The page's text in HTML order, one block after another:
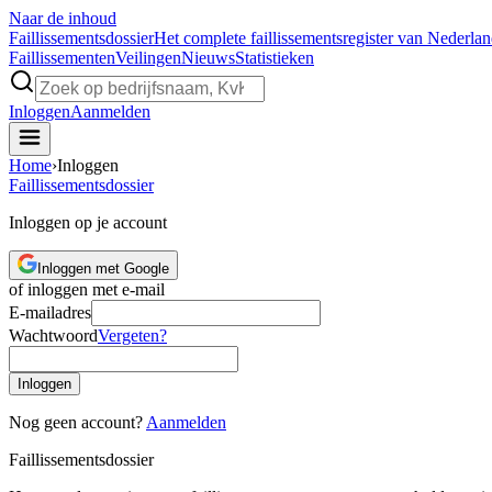
Naar de inhoud
FaillissementsdossierHet complete faillissementsregister van
FaillissementenVeilingenNieuwsStatistieken
InloggenAanmelden
Home›Inloggen
Faillissementsdossier
Inloggen op je account
Inloggen met Google
of inloggen met e-mail
E-mailadres
WachtwoordVergeten?
Inloggen
Nog geen account? Aanmelden
Faillissementsdossier